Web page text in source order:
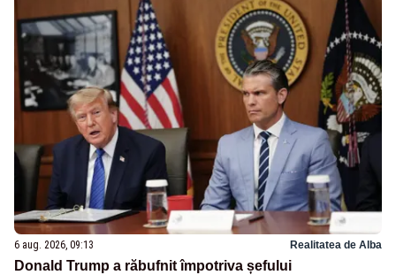
6 aug. 2026, 09:13 Realitatea de Alba
Donald Trump a răbufnit împotriva șefului